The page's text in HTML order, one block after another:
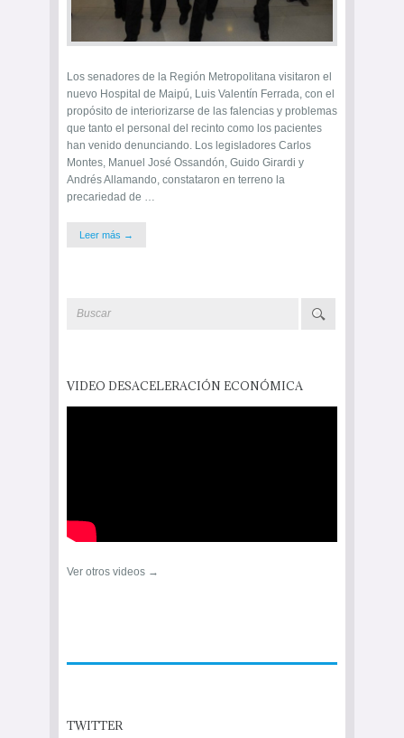
Los senadores de la Región Metropolitana visitaron el
nuevo Hospital de Maipú, Luis Valentín Ferrada, con el
propósito de interiorizarse de las falencias y problemas
que tanto el personal del recinto como los pacientes
han venido denunciando. Los legisladores Carlos
Montes, Manuel José Ossandón, Guido Girardi y
Andrés Allamando, constataron en terreno la
precariedad de …
Leer más →
VIDEO DESACELERACIÓN ECONÓMICA
Ver otros videos →
TWITTER